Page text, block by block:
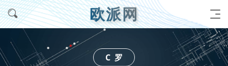
欧派网
C罗